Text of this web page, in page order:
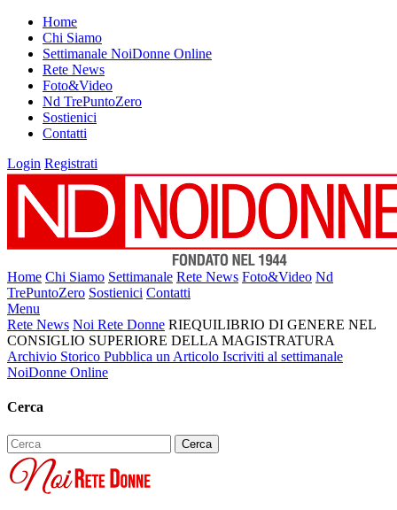
Home
Chi Siamo
Settimanale NoiDonne Online
Rete News
Foto&Video
Nd TrePuntoZero
Sostienici
Contatti
Login Registrati
Home Chi Siamo Settimanale Rete News Foto&Video Nd
TrePuntoZero Sostienici Contatti
Menu
Rete News Noi Rete Donne RIEQUILIBRIO DI GENERE NEL
CONSIGLIO SUPERIORE DELLA MAGISTRATURA
Archivio Storico Pubblica un Articolo Iscriviti al settimanale
NoiDonne Online
Cerca